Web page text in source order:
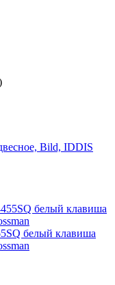
Bild, IDDIS
белый клавиша